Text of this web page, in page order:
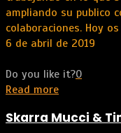
ampliando su publico
colaboraciones. Hoy
6 de abril de 2019
Do you like it?0
Read more
Skarra Mucci &